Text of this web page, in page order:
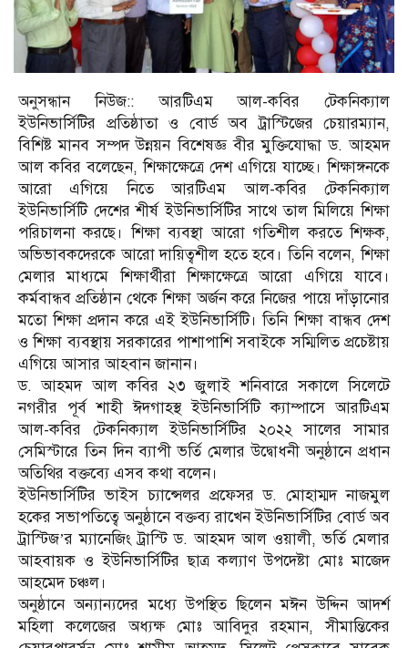
অনুসন্ধান নিউজ:: আরটিএম আল-কবির টেকনিক্যাল
ইউনিভার্সিটির প্রতিষ্ঠাতা ও বোর্ড অব ট্রাস্টিজের চেয়ারম্যান,
বিশিষ্ট মানব সম্পদ উন্নয়ন বিশেষজ্ঞ বীর মুক্তিযোদ্ধা ড. আহমদ
আল কবির বলেছেন, শিক্ষাক্ষেত্রে দেশ এগিয়ে যাচ্ছে। শিক্ষাঙ্গনকে
আরো এগিয়ে নিতে আরটিএম আল-কবির টেকনিক্যাল
ইউনিভার্সিটি দেশের শীর্ষ ইউনিভার্সিটির সাথে তাল মিলিয়ে শিক্ষা
পরিচালনা করছে। শিক্ষা ব্যবস্থা আরো গতিশীল করতে শিক্ষক,
অভিভাবকদেরকে আরো দায়িত্বশীল হতে হবে। তিনি বলেন, শিক্ষা
মেলার মাধ্যমে শিক্ষার্থীরা শিক্ষাক্ষেত্রে আরো এগিয়ে যাবে।
কর্মবান্ধব প্রতিষ্ঠান থেকে শিক্ষা অর্জন করে নিজের পায়ে দাঁড়ানোর
মতো শিক্ষা প্রদান করে এই ইউনিভার্সিটি। তিনি শিক্ষা বান্ধব দেশ
ও শিক্ষা ব্যবস্থায় সরকারের পাশাপাশি সবাইকে সম্মিলিত প্রচেষ্টায়
এগিয়ে আসার আহবান জানান।
ড. আহমদ আল কবির ২৩ জুলাই শনিবারে সকালে সিলেটে
নগরীর পূর্ব শাহী ঈদগাহস্থ ইউনিভার্সিটি ক্যাম্পাসে আরটিএম
আল-কবির টেকনিক্যাল ইউনিভার্সিটির ২০২২ সালের সামার
সেমিস্টারে তিন দিন ব্যাপী ভর্তি মেলার উদ্বোধনী অনুষ্ঠানে প্রধান
অতিথির বক্তব্যে এসব কথা বলেন।
ইউনিভার্সিটির ভাইস চ্যান্সেলর প্রফেসর ড. মোহাম্মদ নাজমুল
হকের সভাপতিত্বে অনুষ্ঠানে বক্তব্য রাখেন ইউনিভার্সিটির বোর্ড অব
ট্রাস্টিজ’র ম্যানেজিং ট্রাস্টি ড. আহমদ আল ওয়ালী, ভর্তি মেলার
আহবায়ক ও ইউনিভার্সিটির ছাত্র কল্যাণ উপদেষ্টা মোঃ মাজেদ
আহমেদ চঞ্চল।
অনুষ্ঠানে অন্যান্যদের মধ্যে উপস্থিত ছিলেন মঈন উদ্দিন আদর্শ
মহিলা কলেজের অধ্যক্ষ মোঃ আবিদুর রহমান, সীমান্তিকের